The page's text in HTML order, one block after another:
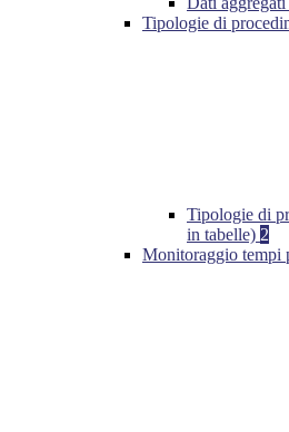
Tipologie di
Tipologie di
in tabelle) 2
Monitoraggio tempi